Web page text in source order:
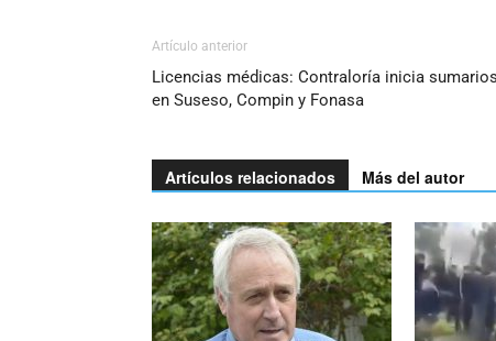
Artículo anterior
Licencias médicas: Contraloría inicia sumarios
en Suseso, Compin y Fonasa
Artículos relacionados Más del autor